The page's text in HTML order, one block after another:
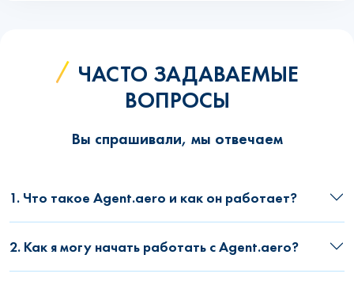
ЧАСТО ЗАДАВАЕМЫЕ
ВОПРОСЫ
Вы спрашивали, мы отвечаем
1. Что такое Agent.aero и как он работает?
2. Как я могу начать работать с Agent.aero?